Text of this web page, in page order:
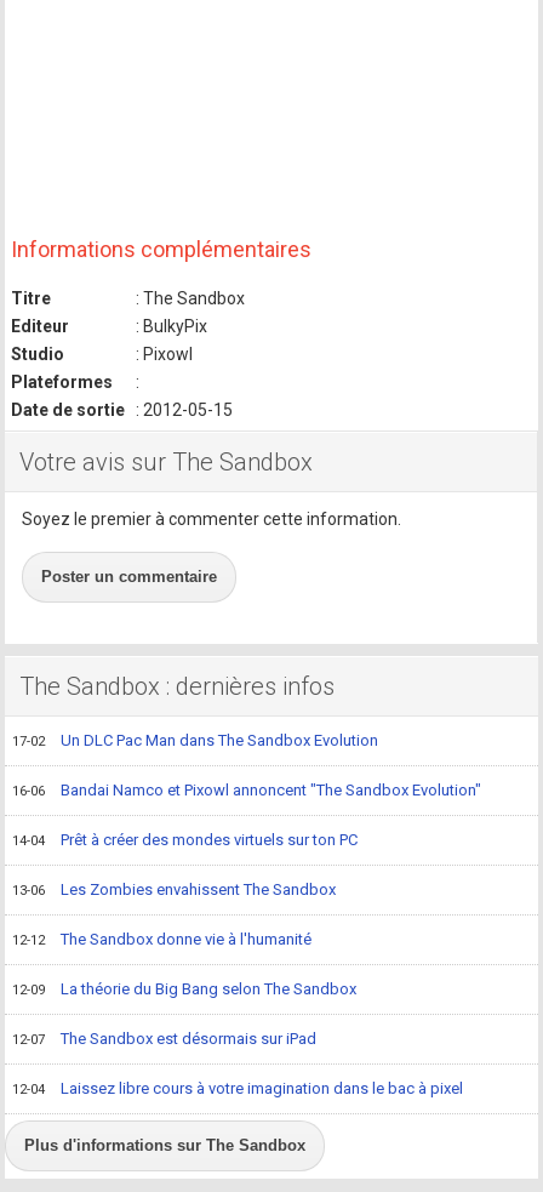
Informations complémentaires
Titre
: The Sandbox
Editeur
: BulkyPix
Studio
: Pixowl
Plateformes
:
Date de sortie
: 2012-05-15
Votre avis sur The Sandbox
Soyez le premier à commenter cette information.
Poster un commentaire
The Sandbox : dernières infos
17-02 Un DLC Pac Man dans The Sandbox Evolution
16-06 Bandai Namco et Pixowl annoncent "The Sandbox Evolution"
14-04 Prêt à créer des mondes virtuels sur ton PC
13-06 Les Zombies envahissent The Sandbox
12-12 The Sandbox donne vie à l'humanité
12-09 La théorie du Big Bang selon The Sandbox
12-07 The Sandbox est désormais sur iPad
12-04 Laissez libre cours à votre imagination dans le bac à pixel
Plus d'informations sur The Sandbox